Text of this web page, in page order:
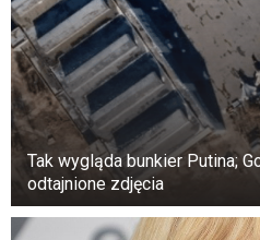
Tak wygląda bunkier Putina;
odtajnione zdjęcia